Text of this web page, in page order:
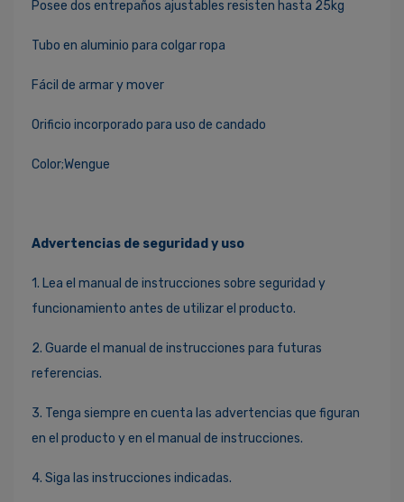
Posee dos entrepaños ajustables resisten hasta 25kg
Tubo en aluminio para colgar ropa
Fácil de armar y mover
Orificio incorporado para uso de candado
Color;Wengue
Advertencias de seguridad y uso
1. Lea el manual de instrucciones sobre seguridad y
funcionamiento antes de utilizar el producto.
2. Guarde el manual de instrucciones para futuras
referencias.
3. Tenga siempre en cuenta las advertencias que figuran
en el producto y en el manual de instrucciones.
4. Siga las instrucciones indicadas.